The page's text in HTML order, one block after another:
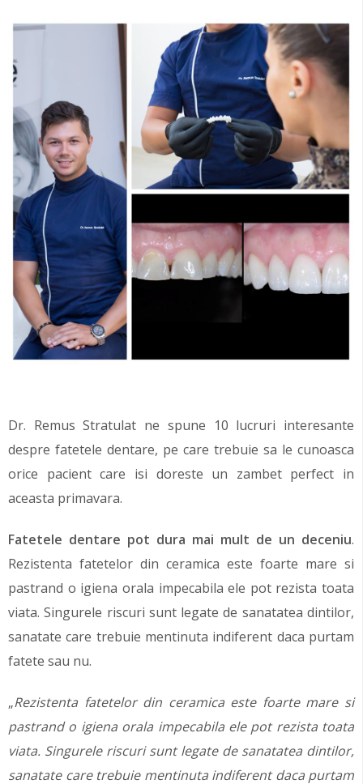
Dr. Remus Stratulat ne spune 10 lucruri interesante
despre fatetele dentare, pe care trebuie sa le cunoasca
orice pacient care isi doreste un zambet perfect in
aceasta primavara.
Fatetele dentare pot dura mai mult de un deceniu.
Rezistenta fatetelor din ceramica este foarte mare si
pastrand o igiena orala impecabila ele pot rezista toata
viata. Singurele riscuri sunt legate de sanatatea dintilor,
sanatate care trebuie mentinuta indiferent daca purtam
fatete sau nu.
„Rezistenta fatetelor din ceramica este foarte mare si
pastrand o igiena orala impecabila ele pot rezista toata
viata. Singurele riscuri sunt legate de sanatatea dintilor,
sanatate care trebuie mentinuta indiferent daca purtam